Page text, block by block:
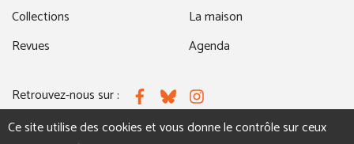
Collections
Revues
La maison
Agenda
Retrouvez-nous sur : FacebookBlueskyInstagram
Ce site utilise des cookies et vous donne le contrôle sur ceux